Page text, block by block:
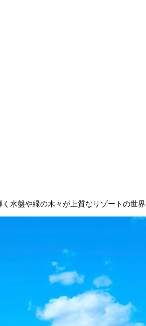
盤や緑の木々が上質なリゾートの世